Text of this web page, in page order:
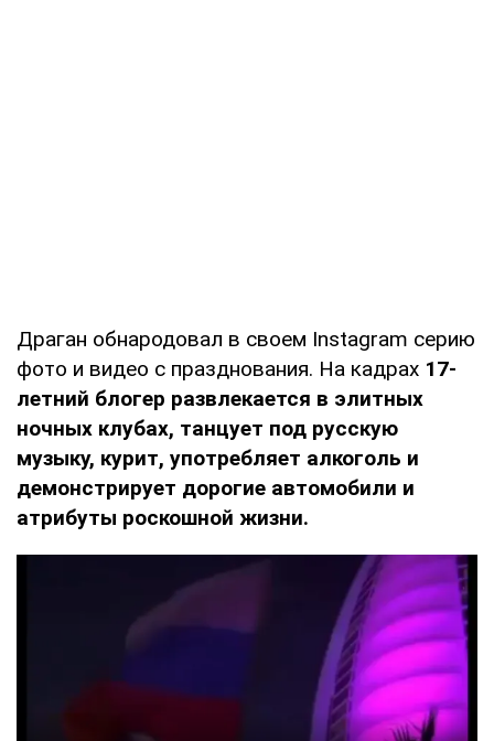
Драган обнародовал в своем Instagram серию
фото и видео с празднования. На кадрах 17-
летний блогер развлекается в элитных
ночных клубах, танцует под русскую
музыку, курит, употребляет алкоголь и
демонстрирует дорогие автомобили и
атрибуты роскошной жизни.